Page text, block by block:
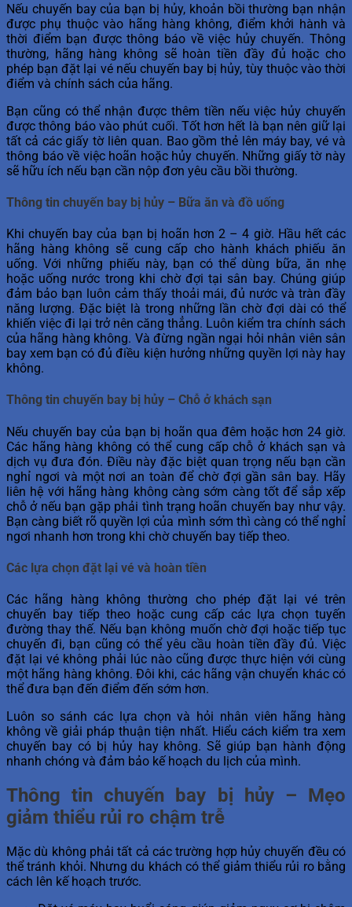
Nếu chuyến bay của bạn bị hủy, khoản bồi thường bạn nhận
được phụ thuộc vào hãng hàng không, điểm khởi hành và
thời điểm bạn được thông báo về việc hủy chuyến. Thông
thường, hãng hàng không sẽ hoàn tiền đầy đủ hoặc cho
phép bạn đặt lại vé nếu chuyến bay bị hủy, tùy thuộc vào thời
điểm và chính sách của hãng.
Bạn cũng có thể nhận được thêm tiền nếu việc hủy chuyến
được thông báo vào phút cuối. Tốt hơn hết là bạn nên giữ lại
tất cả các giấy tờ liên quan. Bao gồm thẻ lên máy bay, vé và
thông báo về việc hoãn hoặc hủy chuyến. Những giấy tờ này
sẽ hữu ích nếu bạn cần nộp đơn yêu cầu bồi thường.
Thông tin chuyến bay bị hủy – Bữa ăn và đồ uống
Khi chuyến bay của bạn bị hoãn hơn 2 – 4 giờ. Hầu hết các
hãng hàng không sẽ cung cấp cho hành khách phiếu ăn
uống. Với những phiếu này, bạn có thể dùng bữa, ăn nhẹ
hoặc uống nước trong khi chờ đợi tại sân bay. Chúng giúp
đảm bảo bạn luôn cảm thấy thoải mái, đủ nước và tràn đầy
năng lượng. Đặc biệt là trong những lần chờ đợi dài có thể
khiến việc đi lại trở nên căng thẳng. Luôn kiểm tra chính sách
của hãng hàng không. Và đừng ngần ngại hỏi nhân viên sân
bay xem bạn có đủ điều kiện hưởng những quyền lợi này hay
không.
Thông tin chuyến bay bị hủy – Chỗ ở khách sạn
Nếu chuyến bay của bạn bị hoãn qua đêm hoặc hơn 24 giờ.
Các hãng hàng không có thể cung cấp chỗ ở khách sạn và
dịch vụ đưa đón. Điều này đặc biệt quan trọng nếu bạn cần
nghỉ ngơi và một nơi an toàn để chờ đợi gần sân bay. Hãy
liên hệ với hãng hàng không càng sớm càng tốt để sắp xếp
chỗ ở nếu bạn gặp phải tình trạng hoãn chuyến bay như vậy.
Bạn càng biết rõ quyền lợi của mình sớm thì càng có thể nghỉ
ngơi nhanh hơn trong khi chờ chuyến bay tiếp theo.
Các lựa chọn đặt lại vé và hoàn tiền
Các hãng hàng không thường cho phép đặt lại vé trên
chuyến bay tiếp theo hoặc cung cấp các lựa chọn tuyến
đường thay thế. Nếu bạn không muốn chờ đợi hoặc tiếp tục
chuyến đi, bạn cũng có thể yêu cầu hoàn tiền đầy đủ. Việc
đặt lại vé không phải lúc nào cũng được thực hiện với cùng
một hãng hàng không. Đôi khi, các hãng vận chuyển khác có
thể đưa bạn đến điểm đến sớm hơn.
Luôn so sánh các lựa chọn và hỏi nhân viên hãng hàng
không về giải pháp thuận tiện nhất. Hiểu cách kiểm tra xem
chuyến bay có bị hủy hay không. Sẽ giúp bạn hành động
nhanh chóng và đảm bảo kế hoạch du lịch của mình.
Thông tin chuyến bay bị hủy – Mẹo
giảm thiểu rủi ro chậm trễ
Mặc dù không phải tất cả các trường hợp hủy chuyến đều có
thể tránh khỏi. Nhưng du khách có thể giảm thiểu rủi ro bằng
cách lên kế hoạch trước.